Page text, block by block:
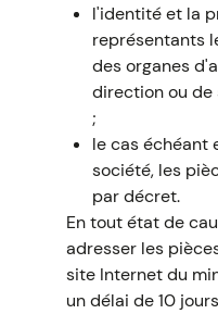
l'identité et la
représentants
des organes
direction ou de
;
le cas échéant
société, les
par décret.
En tout état de
adresser les
site Internet du
un délai de 10